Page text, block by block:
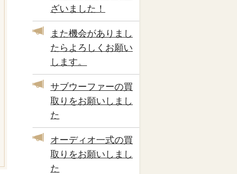
ざいました！
また機会がありまし
たらよろしくお願い
します。
サブウーファーの買
取りをお願いしまし
た
オーディオ一式の買
取りをお願いしまし
た